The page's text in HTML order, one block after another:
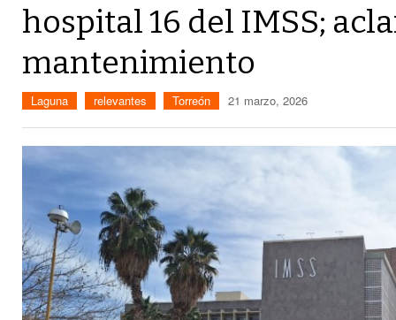
hospital 16 del IMSS;
mantenimiento
Laguna relevantes Torreón 21 marzo, 2026